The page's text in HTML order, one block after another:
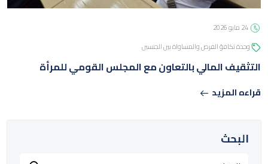
وحدة تكافؤ الفرص والمساواة بين الجنسين
التثقيف المالي بالتعاون مع المجلس القومي للمرأة
قراءه المزيد
البحث